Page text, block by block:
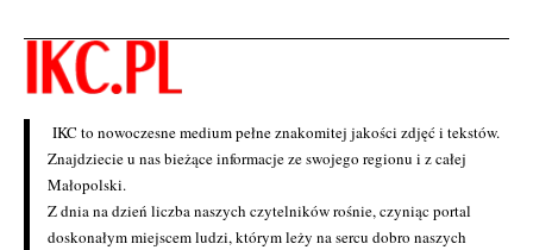
IKC to nowoczesne medium pełne znakomitej jakości zdjęć i tekstów.
Znajdziecie u nas bieżące informacje ze swojego regionu i z całej
Małopolski.
Z dnia na dzień liczba naszych czytelników rośnie, czyniąc portal
doskonałym miejscem ludzi, którym leży na sercu dobro naszych